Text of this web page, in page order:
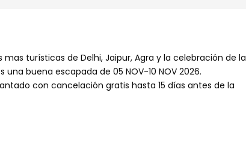
turísticas de Delhi, Jaipur, Agra y la celebración de la
una buena escapada de 05 NOV-10 NOV 2026.
con cancelación gratis hasta 15 días antes de la